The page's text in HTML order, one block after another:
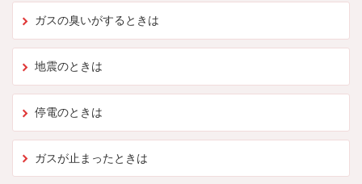
ガスの臭いがするときは
地震のときは
停電のときは
ガスが止まったときは